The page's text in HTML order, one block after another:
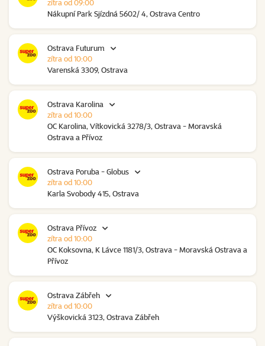
Nákupní Park Sjízdná 5602/ 4, Ostrava Centro
zítra od 09:00
Ostrava Futurum
Varenská 3309, Ostrava
zítra od 10:00
Ostrava Karolina
OC Karolina, Vítkovická 3278/3, Ostrava - Moravská
Ostrava a Přívoz
zítra od 10:00
Ostrava Poruba - Globus
Karla Svobody 415, Ostrava
zítra od 10:00
Ostrava Přívoz
OC Koksovna, K Lávce 1181/3, Ostrava - Moravská Ostrava a
Přívoz
zítra od 10:00
Ostrava Zábřeh
Výškovická 3123, Ostrava Zábřeh
zítra od 10:00